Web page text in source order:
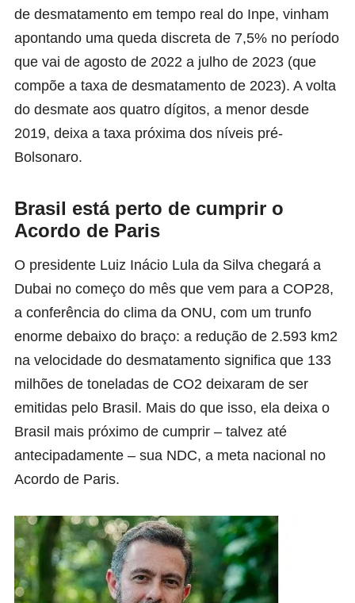
de desmatamento em tempo real do Inpe, vinham
apontando uma queda discreta de 7,5% no período
que vai de agosto de 2022 a julho de 2023 (que
compõe a taxa de desmatamento de 2023). A volta
do desmate aos quatro dígitos, a menor desde
2019, deixa a taxa próxima dos níveis pré-
Bolsonaro.
Brasil está perto de cumprir o
Acordo de Paris
O presidente Luiz Inácio Lula da Silva chegará a
Dubai no começo do mês que vem para a COP28,
a conferência do clima da ONU, com um trunfo
enorme debaixo do braço: a redução de 2.593 km2
na velocidade do desmatamento significa que 133
milhões de toneladas de CO2 deixaram de ser
emitidas pelo Brasil. Mais do que isso, ela deixa o
Brasil mais próximo de cumprir – talvez até
antecipadamente – sua NDC, a meta nacional no
Acordo de Paris.